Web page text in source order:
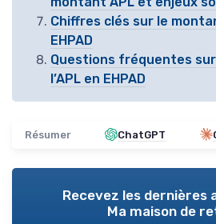
Chiffres clés sur le
EHPAD
Questions fréquentes
l’APL en EHPAD
Résumer ChatGPT
Recevez les dernières
Ma maison de